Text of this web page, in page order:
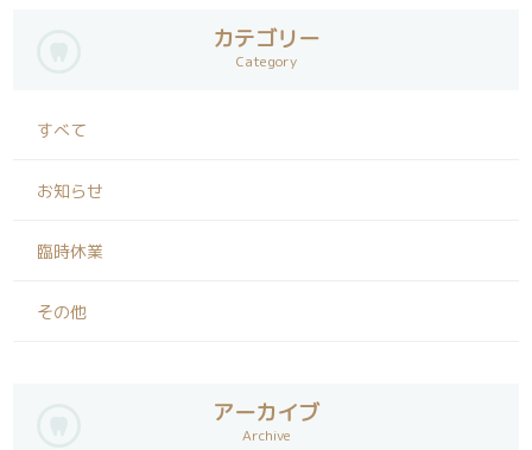
カテゴリー
Category
すべて
お知らせ
臨時休業
その他
アーカイブ
Archive